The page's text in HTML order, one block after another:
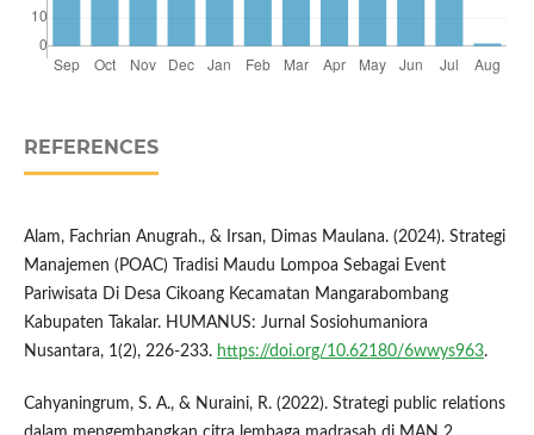
REFERENCES
Alam, Fachrian Anugrah., & Irsan, Dimas Maulana. (2024). Strategi
Manajemen (POAC) Tradisi Maudu Lompoa Sebagai Event
Pariwisata Di Desa Cikoang Kecamatan Mangarabombang
Kabupaten Takalar. HUMANUS: Jurnal Sosiohumaniora
Nusantara, 1(2), 226-233. https://doi.org/10.62180/6wwys963.
Cahyaningrum, S. A., & Nuraini, R. (2022). Strategi public relations